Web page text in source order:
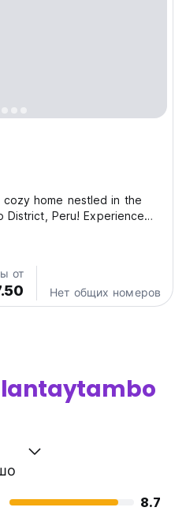
cozy home nestled in the
District, Peru! Experience
a Willoq. Imagine
and the promise of...
от
Нет общих номеров
8.7